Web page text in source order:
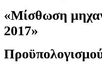
«Μίσθωση
2017»